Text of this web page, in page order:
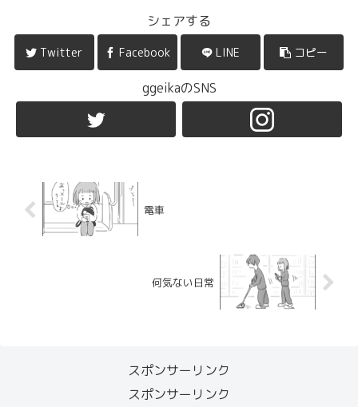
シェアする
Twitter Facebook LINE コピー
ggeikaのSNS
電車
何気ない日常
スポンサーリンク
スポンサーリンク